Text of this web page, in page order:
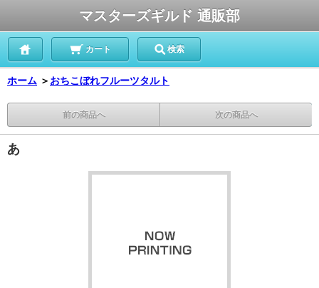
マスターズギルド 通販部
カート 検索
ホーム ＞ おちこぼれフルーツタルト
前の商品へ 次の商品へ
あ